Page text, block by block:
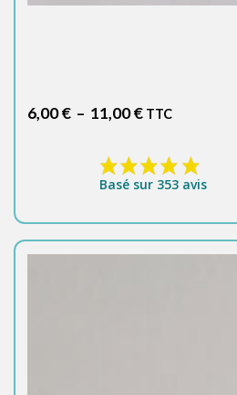
6,00€ – 11,00€Plage
6,00 €
à
TTC
Basé sur 353 avis